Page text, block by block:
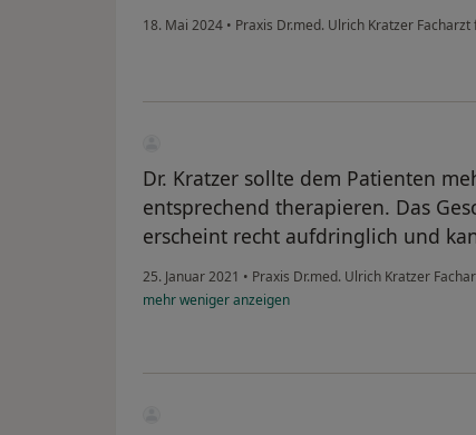
18. Mai 2024 • Praxis Dr.med. Ulrich Kratzer
Dr. Kratzer sollte dem Patienten
entsprechend therapieren. Das
erscheint recht aufdringlich und
25. Januar 2021 • Praxis Dr.med. Ulrich Kratzer
mehrwenigeranzeigen